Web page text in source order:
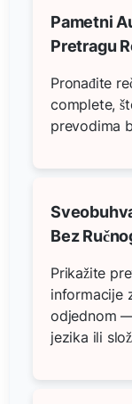
Pametni
Pretragu
Pronađite
complete,
prevodima
Bez
Prikažite
informacije
odjednom
jezika ili